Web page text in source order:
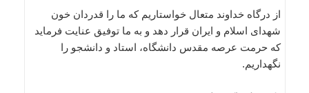
از درگاه خداوند متعال خواستاریم که ما را قدردان خون
شهدای اسلام و ایران قرار دهد و به ما توفیق عنایت فرماید
که حرمت عرصه مقدس دانشگاه، استاد و دانشجو را
نگهداریم.